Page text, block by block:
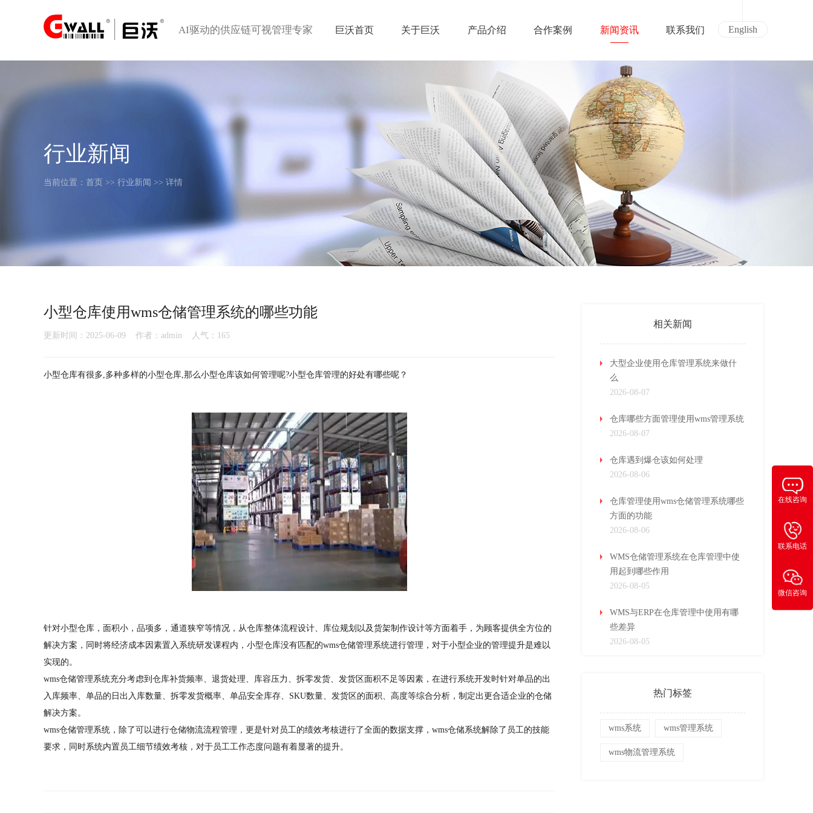
AI驱动的供应链可视管理专家 巨沃首页 关于巨沃 产品介绍 合作案例 新闻资讯 联系我们 English
行业新闻
当前位置： 首页 >> 行业新闻 >> 详情
小型仓库使用wms仓储管理系统的哪些功能
更新时间：2025-06-09 作者：admin 人气： 165
小型仓库有很多,多种多样的小型仓库,那么小型仓库该如何管理呢?小型仓库管理的好处有哪些呢？
针对小型仓库，面积小，品项多，通道狭窄等情况，从仓库整体流程设计、库位规划以及货架制作设计等方面着手，为顾客提供全方位的
解决方案，同时将经济成本因素置入系统研发课程内，小型仓库没有匹配的wms仓储管理系统进行管理，对于小型企业的管理提升是难以
实现的。
wms仓储管理系统充分考虑到仓库补货频率、退货处理、库容压力、拆零发货、发货区面积不足等因素，在进行系统开发时针对单品的出
入库频率、单品的日出入库数量、拆零发货概率、单品安全库存、SKU数量、发货区的面积、高度等综合分析，制定出更合适企业的仓储
解决方案。
wms仓储管理系统，除了可以进行仓储物流流程管理，更是针对员工的绩效考核进行了全面的数据支撑，wms仓储系统解除了员工的技能
要求，同时系统内置员工细节绩效考核，对于员工工作态度问题有着显著的提升。
相关新闻
大型企业使用仓库管理系统来做什
么
2026-08-07
仓库哪些方面管理使用wms管理系统
2026-08-07
仓库遇到爆仓该如何处理
2026-08-06
仓库管理使用wms仓储管理系统哪些
方面的功能
2026-08-06
WMS仓储管理系统在仓库管理中使
用起到哪些作用
2026-08-05
WMS与ERP在仓库管理中使用有哪
些差异
2026-08-05
热门标签
wms系统 wms管理系统
wms物流管理系统
在线咨询
联系电话
微信咨询